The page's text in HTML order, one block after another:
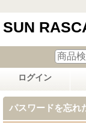
SUN
ログイン
パスワードを忘れ